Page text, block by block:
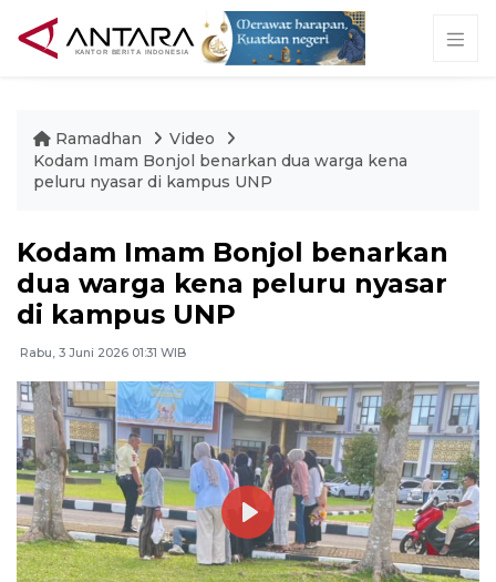
Ramadhan
Video
Kodam Imam Bonjol benarkan dua warga kena
peluru nyasar di kampus UNP
Kodam Imam Bonjol benarkan
dua warga kena peluru nyasar
di kampus UNP
Rabu, 3 Juni 2026 01:31 WIB
Play